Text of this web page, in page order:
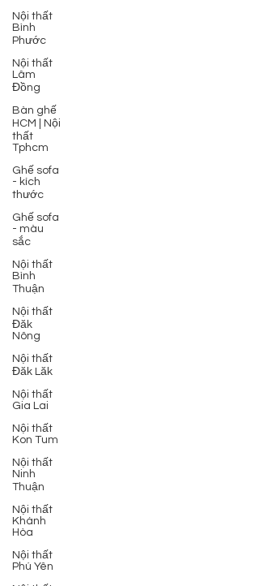
Nội thất
Bình
Phước
Nội thất
Lâm
Đồng
Bàn ghế
HCM | Nội
thất
Tphcm
Ghế sofa
- kích
thước
Ghế sofa
- màu
sắc
Nội thất
Bình
Thuận
Nội thất
Đăk
Nông
Nội thất
Đăk Lăk
Nội thất
Gia Lai
Nội thất
Kon Tum
Nội thất
Ninh
Thuận
Nội thất
Khánh
Hòa
Nội thất
Phú Yên